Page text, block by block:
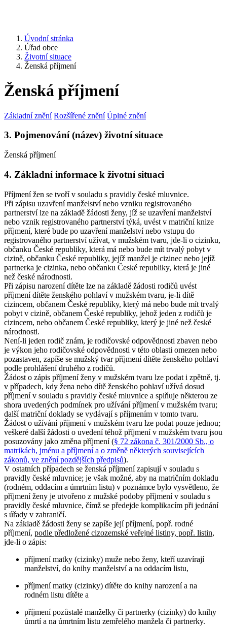
Úvodní stránka
Úřad obce
Životní situace
Ženská příjmení
Ženská příjmení
Základní znění Rozšířené znění Úplné znění
3. Pojmenování (název) životní situace
Ženská příjmení
4. Základní informace k životní situaci
Příjmení žen se tvoří v souladu s pravidly české mluvnice.
Při zápisu uzavření manželství nebo vzniku registrovaného
partnerství lze na základě žádosti ženy, jíž se uzavření manželství
nebo vznik registrovaného partnerství týká, uvést v matriční knize
příjmení, které bude po uzavření manželství nebo vstupu do
registrovaného partnerství užívat, v mužském tvaru, jde-li o cizinku,
občanku České republiky, která má nebo bude mít trvalý pobyt v
cizině, občanku České republiky, jejíž manžel je cizinec nebo jejíž
partnerka je cizinka, nebo občanku České republiky, která je jiné
než české národnosti.
Při zápisu narození dítěte lze na základě žádosti rodičů uvést
příjmení dítěte ženského pohlaví v mužském tvaru, je-li dítě
cizincem, občanem České republiky, který má nebo bude mít trvalý
pobyt v cizině, občanem České republiky, jehož jeden z rodičů je
cizincem, nebo občanem České republiky, který je jiné než české
národnosti.
Není-li jeden rodič znám, je rodičovské odpovědnosti zbaven nebo
je výkon jeho rodičovské odpovědnosti v této oblasti omezen nebo
pozastaven, zapíše se mužský tvar příjmení dítěte ženského pohlaví
podle prohlášení druhého z rodičů.
Žádost o zápis příjmení ženy v mužském tvaru lze podat i zpětně, tj.
v případech, kdy žena nebo dítě ženského pohlaví užívá dosud
příjmení v souladu s pravidly české mluvnice a splňuje některou ze
shora uvedených podmínek pro užívání příjmení v mužském tvaru;
další matriční doklady se vydávají s příjmením v tomto tvaru.
Žádost o užívání příjmení v mužském tvaru lze podat pouze jednou;
veškeré další žádosti o uvedení téhož příjmení v mužském tvaru jsou
posuzovány jako změna příjmení (§ 72 zákona č. 301/2000 Sb., o
matrikách, jménu a příjmení a o změně některých souvisejících
zákonů, ve znění pozdějších předpisů).
V ostatních případech se ženská příjmení zapisují v souladu s
pravidly české mluvnice; je však možné, aby na matričním dokladu
(rodném, oddacím a úmrtním listu) v poznámce bylo vysvětleno, že
příjmení ženy je utvořeno z mužské podoby příjmení v souladu s
pravidly české mluvnice, čímž se předejde komplikacím při jednání
s úřady v zahraničí.
Na základě žádosti ženy se zapíše její příjmení, popř. rodné
příjmení, podle předložené cizozemské veřejné listiny, popř. listin,
jde-li o zápis:
příjmení matky (cizinky) muže nebo ženy, kteří uzavírají
manželství, do knihy manželství a na oddacím listu,
příjmení matky (cizinky) dítěte do knihy narození a na
rodném listu dítěte a
příjmení pozůstalé manželky či partnerky (cizinky) do knihy
úmrtí a na úmrtním listu zemřelého manžela či partnerky.